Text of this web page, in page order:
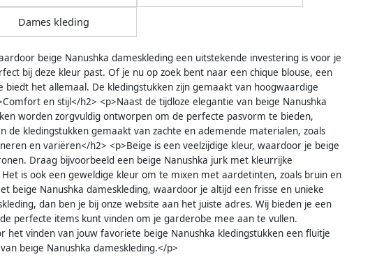
Dames kleding
beige Nanushka dameskleding een uitstekende investering is voor je
bij deze kleur past. Of je nu op zoek bent naar een chique blouse, een
het allemaal. De kledingstukken zijn gemaakt van hoogwaardige
en stijl</h2> <p>Naast de tijdloze elegantie van beige Nanushka
worden zorgvuldig ontworpen om de perfecte pasvorm te bieden,
kledingstukken gemaakt van zachte en ademende materialen, zoals
en variëren</h2> <p>Beige is een veelzijdige kleur, waardoor je beige
Draag bijvoorbeeld een beige Nanushka jurk met kleurrijke
is ook een geweldige kleur om te mixen met aardetinten, zoals bruin en
beige Nanushka dameskleding, waardoor je altijd een frisse en unieke
dan ben je bij onze website aan het juiste adres. Wij bieden je een
perfecte items kunt vinden om je garderobe mee aan te vullen.
vinden van jouw favoriete beige Nanushka kledingstukken een fluitje
beige Nanushka dameskleding.</p>